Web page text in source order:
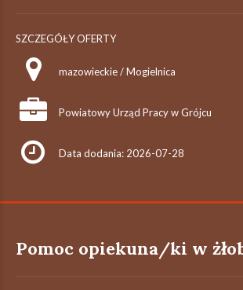
SZCZEGÓŁY OFERTY
mazowieckie / Mogielnica
Powiatowy Urząd Pracy w Grójcu
Data dodania: 2026-07-28
Pomoc opiekuna/ki w